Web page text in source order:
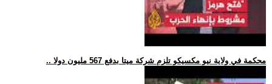
.. محكمة في ولاية نيو مكسيكو تلزم شركة ميتا بدفع 567 مليون دولا